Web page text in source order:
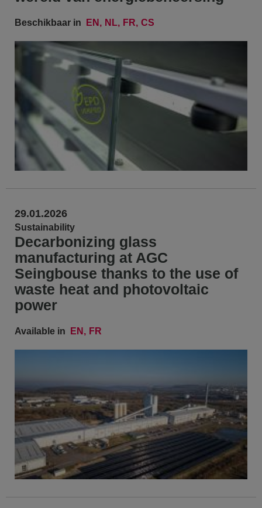
Beschikbaar in EN NL FR CS
29.01.2026
Sustainability
Decarbonizing glass
manufacturing at AGC
Seingbouse thanks to the use of
waste heat and photovoltaic
power
Available in EN FR